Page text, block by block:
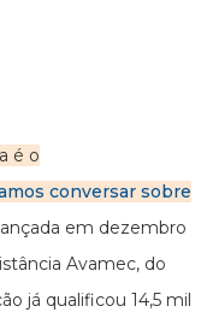
é o
conversar sobre
em dezembro
Avamec, do
já qualificou 14,5 mil